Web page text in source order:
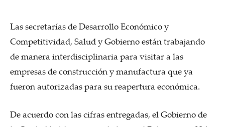
Las secretarías de Desarrollo Económico y
Competitividad, Salud y Gobierno están trabajando
de manera interdisciplinaria para visitar a las
empresas de construcción y manufactura que ya
fueron autorizadas para su reapertura económica.
De acuerdo con las cifras entregadas, el Gobierno de